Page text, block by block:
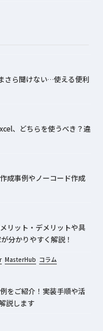
さら聞けない…使える便利
、どちらを使うべき？違
成事例やノーコード作成
リット・デメリットや具
分かりやすく解説！
MasterHub コラム
をご紹介！実装手順や活
説します